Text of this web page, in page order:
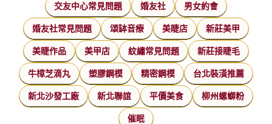
交友中心常見問題 婚友社 男女約會
婚友社常見問題 頌缽音療 美睫店 新莊美甲
美睫作品 美甲店 紋繡常見問題 新莊接睫毛
牛樟芝滴丸 塑膠鋼模 精密鋼模 台北裝潢推薦
新北沙發工廠 新北聯誼 平價美食 柳州螺螄粉
催眠